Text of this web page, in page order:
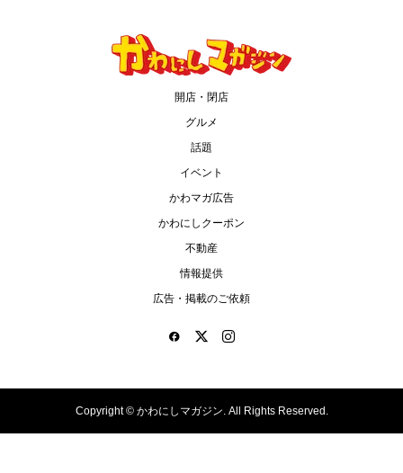
開店・閉店
グルメ
話題
イベント
かわマガ広告
かわにしクーポン
不動産
情報提供
広告・掲載のご依頼
Copyright ©かわにしマガジン. All Rights Reserved.